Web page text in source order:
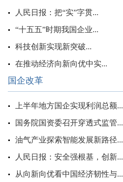
人民日报：把“实”字贯...
“十五五”时期我国企业...
科技创新实现新突破...
在推动经济向新向优中实...
国企改革
上半年地方国企实现利润总额...
国务院国资委召开穿透式监管...
油气产业探索智能发展新路径...
人民日报：安全强根基，创新...
从向新向优看中国经济韧性与...